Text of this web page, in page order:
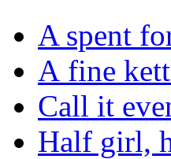
A spent
A fine
Call it
Half girl,